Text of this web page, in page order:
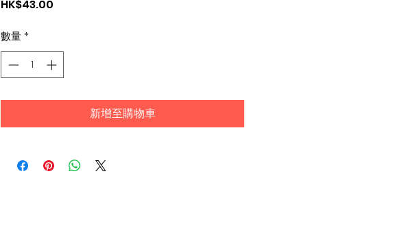
HK$43.00
數量*
新增至購物車